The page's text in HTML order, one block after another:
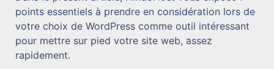
points essentiels à prendre en considération lors de
votre choix de WordPress comme outil intéressant
pour mettre sur pied votre site web, assez
rapidement.